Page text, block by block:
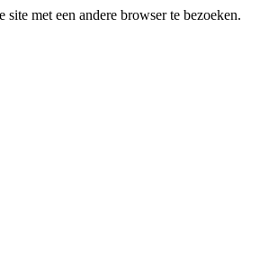
met een andere browser te bezoeken.